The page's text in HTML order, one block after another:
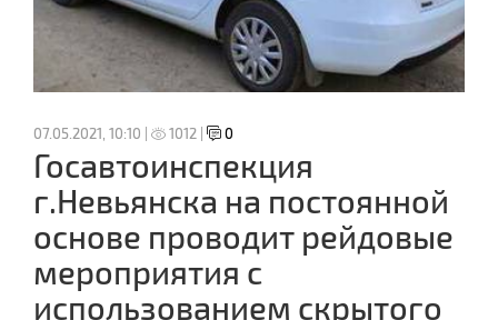
07.05.2021, 10:10 | 1012 | 0
Госавтоинспекция
г.Невьянска на постоянной
основе проводит рейдовые
мероприятия с
использованием скрытого